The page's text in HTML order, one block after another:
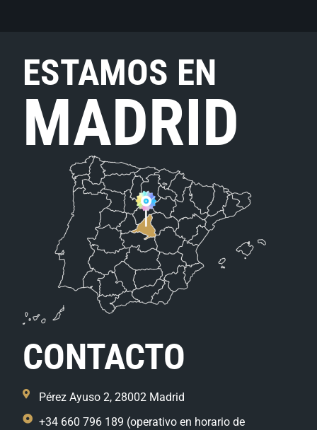
ESTAMOS EN
MADRID
CONTACTO
Pérez Ayuso 2, 28002 Madrid
+34 660 796 189 (operativo en horario de